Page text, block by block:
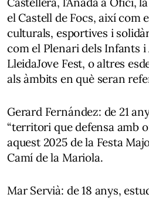
el Castell de Focs, així com
culturals, esportives i
com el Plenari dels Infants i
LleidaJove Fest, o altres
als àmbits en què seran
Gerard Fernández: de 21
“territori que defensa amb
aquest 2025 de la Festa
Camí de la Mariola.
Mar Servià: de 18 anys,